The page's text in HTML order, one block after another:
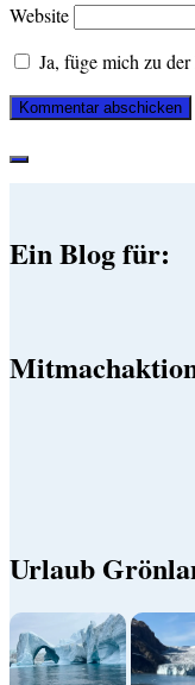
Website
Ja, füge mich zu
Ein Blog für:
Urlaub